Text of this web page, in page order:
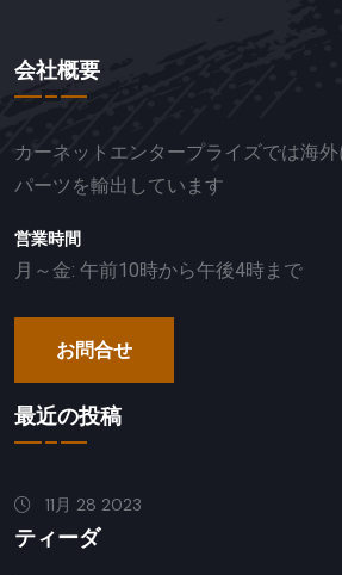
会社概要
カーネットエンタープライズでは海
パーツを輸出しています
営業時間
月～金: 午前10時から午後4時まで
お問合せ
最近の投稿
11月 28 2023
ティーダ